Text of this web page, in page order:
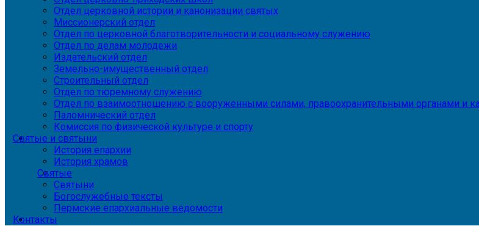
Отдел церковной истории и канонизации святых
Миссионерский отдел
Отдел по церковной благотворительности и социальному служению
Отдел по делам молодежи
Издательский отдел
Земельно-имущественный отдел
Строительный отдел
Отдел по тюремному служению
Отдел по взаимоотношению с вооруженными силами, правоохранительными органами и
Паломнический отдел
Комиссия по физической культуре и спорту
Святые и святыни
История епархии
История храмов
Святые
Святыни
Богослужебные тексты
Пермские епархиальные ведомости
Контакты